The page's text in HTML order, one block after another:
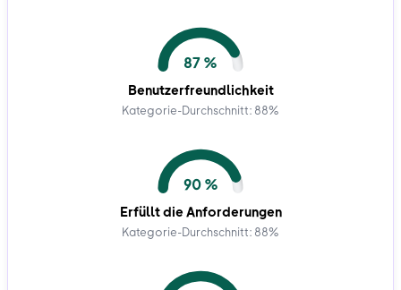
87 %
Benutzerfreundlichkeit
Kategorie-Durchschnitt: 88%
90 %
Erfüllt die Anforderungen
Kategorie-Durchschnitt: 88%